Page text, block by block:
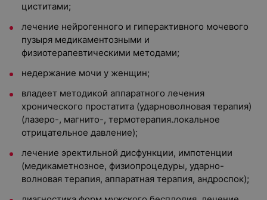
циститами;
лечение нейрогенного и гиперактивного мочевого
пузыря медикаментозными и
физиотерапевтическими методами;
недержание мочи у женщин;
владеет методикой аппаратного лечения
хронического простатита (ударноволновая терапия)
(лазеро-, магнито-, термотерапия.локальное
отрицательное давление);
лечение эректильной дисфункции, импотенции
(медикаметнозное, физиопроцедуры, ударно-
волновая терапия, аппаратная терапия, андроспок);